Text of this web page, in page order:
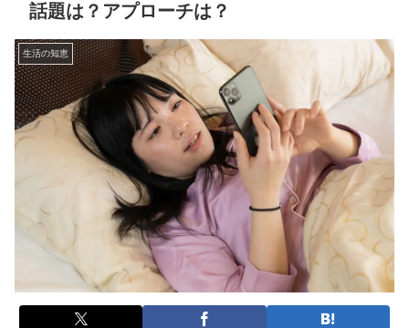
話題は？アプローチは？
生活の知恵